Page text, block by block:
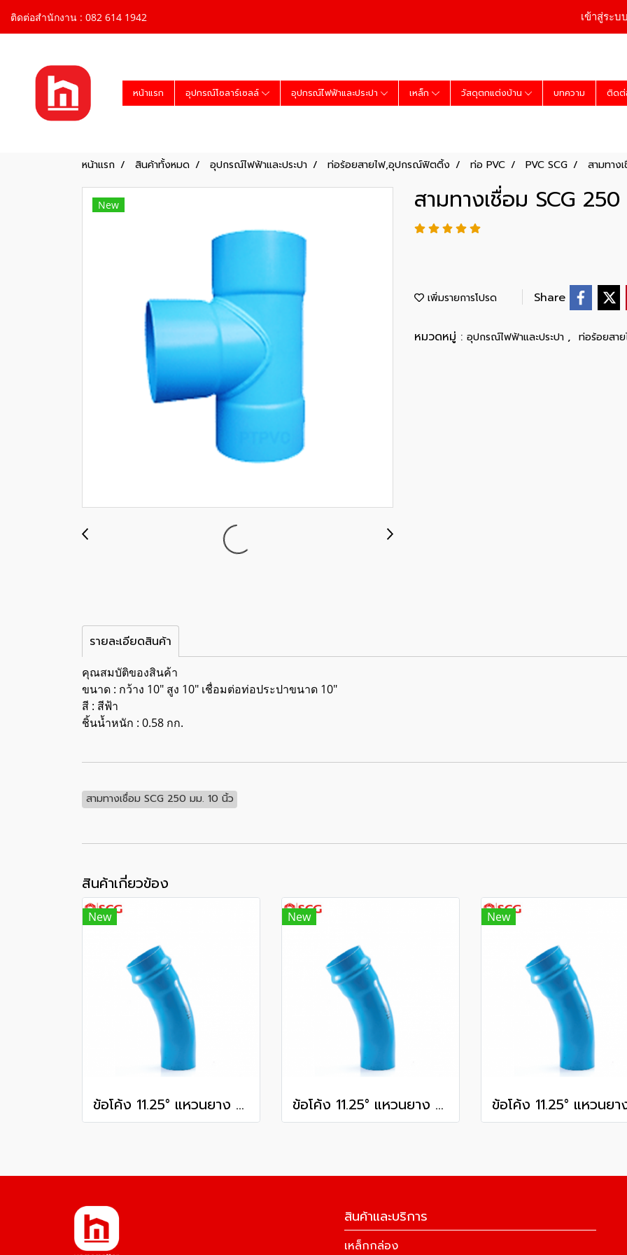
ติดต่อสำนักงาน : 082 614 1942 เข้าสู่ระบ
หน้าแรก อุปกรณ์โซลาร์เซลล์ อุปกรณ์ไฟฟ้าและประปา เหล็ก วัสดุตกแต่งบ้าน บทความ ติด
หน้าแรก สินค้าทั้งหมด อุปกรณ์ไฟฟ้าและประปา ท่อร้อยสายไฟ,อุปกรณ์ฟิตติ้ง ท่อ PVC PVC SCG สามทาง
New สามทางเชื่อม SCG
เพิ่มรายการโปรด Share
หมวดหมู่ : อุปกรณ์ไฟฟ้าและประปา , ท่อร้อยส
รายละเอียดสินค้า
คุณสมบัติของสินค้า
ขนาด : กว้าง 10" สูง 10" เชื่อมต่อท่อประปาขนาด 10"
สี : สีฟ้า
ชิ้นน้ำหนัก : 0.58 กก.
สามทางเชื่อม SCG 250 มม. 10 นิ้ว
สินค้าเกี่ยวข้อง
New
ข้อโค้ง 11.25° แหวนยาง ES1 SCG ขนาด 350 มม. (14 นิ้ว ) ชั้น 13.5
New
ข้อโค้ง 11.25° แหวนยาง ES1 SCG ขนาด 400 มม. (16 นิ้ว ) ชั้น 13.5
New
สินค้าและบริการ
เหล็กกล่อง